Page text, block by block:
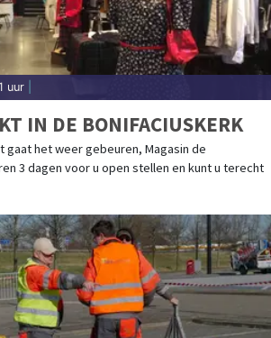
uur
IN DE BONIFACIUSKERK
gaat het weer gebeuren, Magasin de
3 dagen voor u open stellen en kunt u terecht